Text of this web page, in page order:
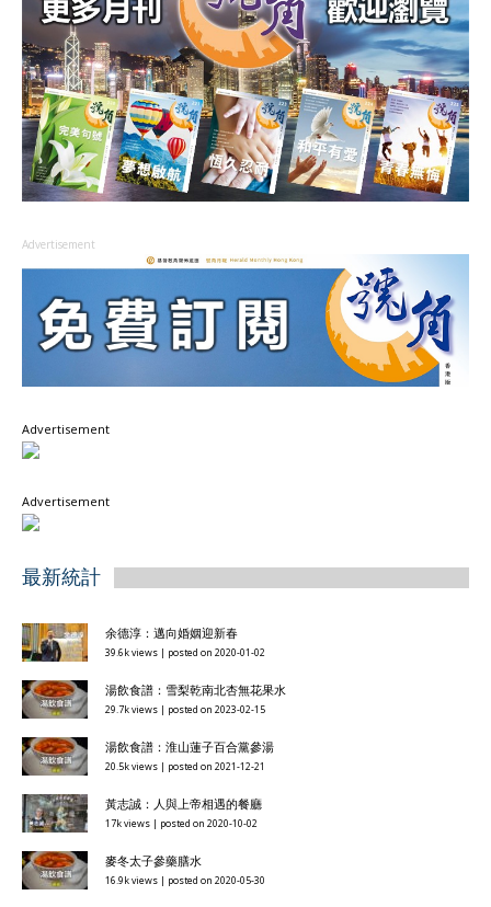
Advertisement
Advertisement
Advertisement
最新統計
余德淳：邁向婚姻迎新春
39.6k views | posted on 2020-01-02
湯飲食譜：雪梨乾南北杏無花果水
29.7k views | posted on 2023-02-15
湯飲食譜：淮山蓮子百合黨參湯
20.5k views | posted on 2021-12-21
黃志誠：人與上帝相遇的餐廳
17k views | posted on 2020-10-02
麥冬太子參藥膳水
16.9k views | posted on 2020-05-30